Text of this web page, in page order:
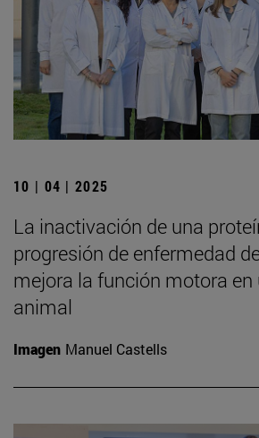
10 | 04 | 2025
La inactivación de una
progresión de enfermedad
mejora la función motora
animal
Imagen Manuel Castells